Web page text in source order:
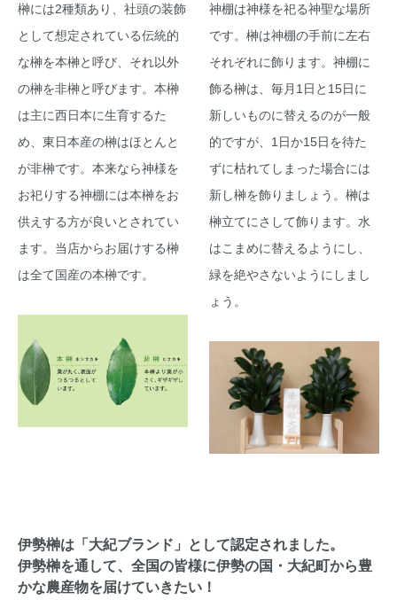
榊には2種類あり、社頭の装飾
として想定されている伝統的
な榊を本榊と呼び、それ以外
の榊を非榊と呼びます。本榊
は主に西日本に生育するた
め、東日本産の榊はほとんと
が非榊です。本来なら神様を
お祀りする神棚には本榊をお
供えする方が良いとされてい
ます。当店からお届けする榊
は全て国産の本榊です。
神棚は神様を祀る神聖な場所
です。榊は神棚の手前に左右
それぞれに飾ります。神棚に
飾る榊は、毎月1日と15日に
新しいものに替えるのが一般
的ですが、1日か15日を待た
ずに枯れてしまった場合には
新し榊を飾りましょう。榊は
榊立てにさして飾ります。水
はこまめに替えるようにし、
緑を絶やさないようにしまし
ょう。
伊勢榊は「大紀ブランド」として認定されました。
伊勢榊を通して、全国の皆様に伊勢の国・大紀町から豊
かな農産物を届けていきたい！